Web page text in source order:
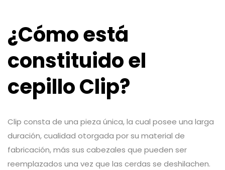
¿Cómo está
constituido el
cepillo Clip?
Clip consta de una pieza única, la cual posee una larga
duración, cualidad otorgada por su material de
fabricación, más sus cabezales que pueden ser
reemplazados una vez que las cerdas se deshilachen.